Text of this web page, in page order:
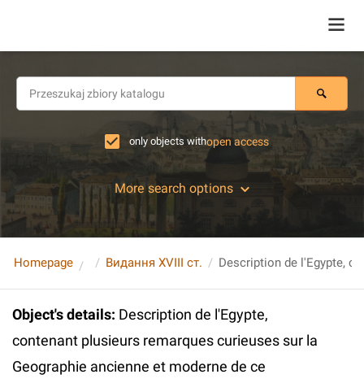
only objects withopen access
More search options
Homepage Видання XVIII ст.
Object's details: Description de l'Egypte,
contenant plusieurs remarques curieuses sur la
Geographie ancienne et moderne de ce